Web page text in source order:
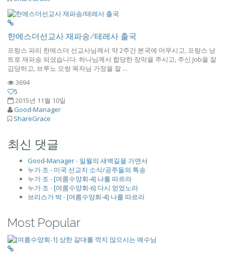
한에스더선교사 재파송/테레사 출국
프랑스 파리 한에스더 선교사님께서 약 2주간 본국에 머무시고, 프랑스 낭
트로 재파송 되셨습니다. 하나님께서 합당한 장막을 주시고, 주신 Job을 잘
감당하고, 브루노 오쌍 목자님 가정을 잘 ...
3694
5
2015년 11월 10일
Good-Manager
ShareGrace
최신 댓글
Good-Manager- 일월의 새벽길을 가면서
누가 조 - 미국 선교지 소식/공주들의 특송
누가 조 -[여름수양회-4] 나를 따르라
누가 조 -[여름수양회-6] 다시 얻었노라
브리스가 박-[여름수양회-4] 나를 따르라
Most Popular